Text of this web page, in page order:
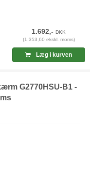
1.692,-DKK
(1.353,60 ekskl. moms)
Læg i kurven
G2770HSU-B1 -